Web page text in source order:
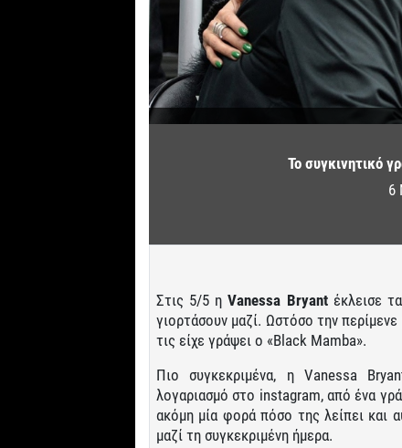
Το συγκινητικό
6
Στις 5/5 ηVanessa Bryantέκλεισε
γιορτάσουν μαζί. Ωστόσο την
τις είχε γράψει ο «Black Mamba».
Πιο συγκεκριμένα, η Vanessa
λογαριασμό στο instagram, από ένα
ακόμη μία φορά πόσο της λείπει και
μαζί τη συγκεκριμένη ήμερα.